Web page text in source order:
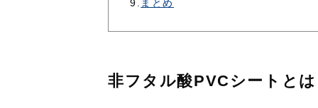
9. まとめ
非フタル酸PVCシートとは